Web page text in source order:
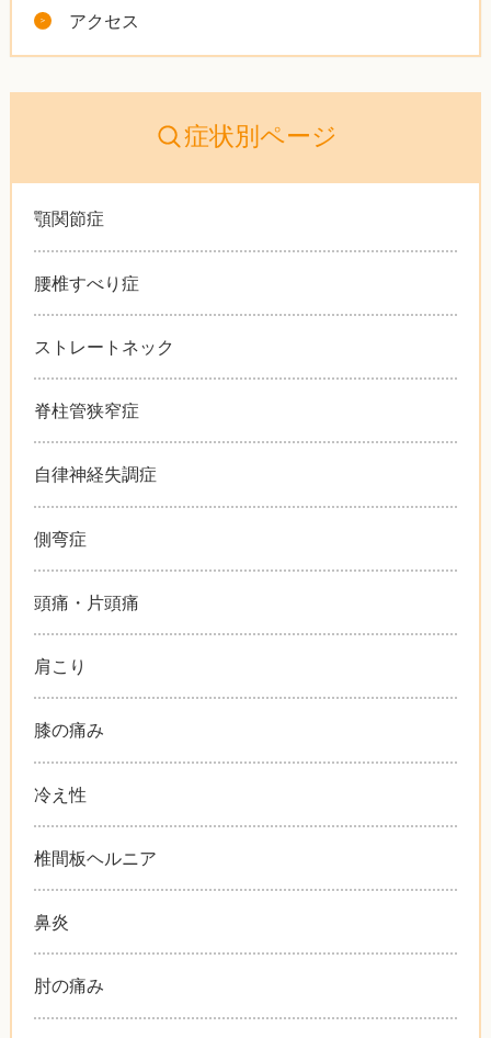
アクセス
症状別ページ
顎関節症
腰椎すべり症
ストレートネック
脊柱管狭窄症
自律神経失調症
側弯症
頭痛・片頭痛
肩こり
膝の痛み
冷え性
椎間板ヘルニア
鼻炎
肘の痛み